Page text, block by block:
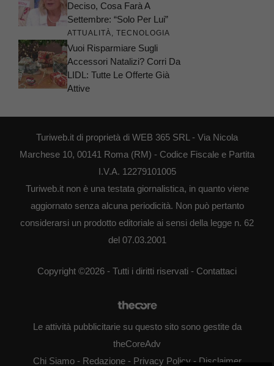
Deciso, Cosa Farà A
Settembre: “Solo Per Lui”
ATTUALITÀ, TECNOLOGIA
Vuoi Risparmiare Sugli
Accessori Natalizi? Corri Da
LIDL: Tutte Le Offerte Già
Attive
Turiweb.it di proprietà di WEB 365 SRL - Via Nicola
Marchese 10, 00141 Roma (RM) - Codice Fiscale e Partita
I.V.A. 12279101005
Turiweb.it non è una testata giornalistica, in quanto viene
aggiornato senza alcuna periodicità. Non può pertanto
considerarsi un prodotto editoriale ai sensi della legge n. 62
del 07.03.2001
Copyright ©2026 - Tutti i diritti riservati - Contattaci
Le attività pubblicitarie su questo sito sono gestite da
theCoreAdv
Chi Siamo- Redazione- Privacy Policy- Disclaimer